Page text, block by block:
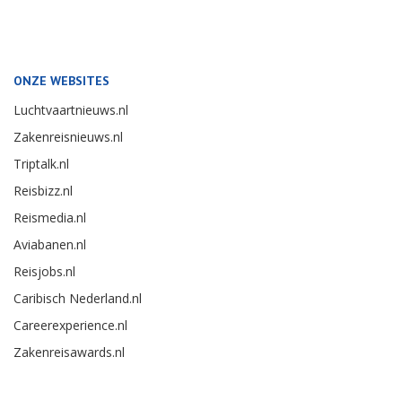
ONZE WEBSITES
Luchtvaartnieuws.nl
Zakenreisnieuws.nl
Triptalk.nl
Reisbizz.nl
Reismedia.nl
Aviabanen.nl
Reisjobs.nl
Caribisch Nederland.nl
Careerexperience.nl
Zakenreisawards.nl